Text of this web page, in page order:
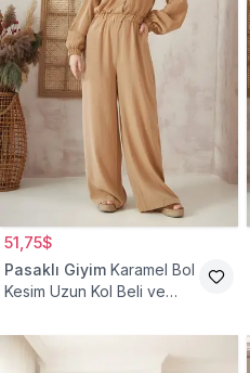
51,75$
Pasaklı Giyim Karamel Bol
Kesim Uzun Kol Beli ve
Tulum